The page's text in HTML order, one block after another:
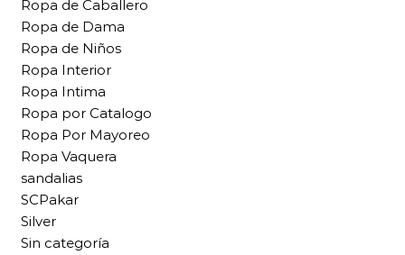
Ropa de Caballero
Ropa de Dama
Ropa de Niños
Ropa Interior
Ropa Intima
Ropa por Catalogo
Ropa Por Mayoreo
Ropa Vaquera
sandalias
SCPakar
Silver
Sin categoría